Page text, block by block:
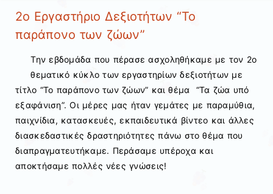
2ο Εργαστήριο Δεξιοτήτων “Το
παράπονο των ζώων”
Την εβδομάδα που πέρασε ασχοληθήκαμε με τον 2ο
θεματικό κύκλο των εργαστηρίων δεξιοτήτων με
τίτλο “Το παράπονο των ζώων” και θέμα “Τα ζώα υπό
εξαφάνιση”. Οι μέρες μας ήταν γεμάτες με παραμύθια,
παιχνίδια, κατασκευές, εκπαιδευτικά βίντεο και άλλες
διασκεδαστικές δραστηριότητες πάνω στο θέμα που
διαπραγματευτήκαμε. Περάσαμε υπέροχα και
αποκτήσαμε πολλές νέες γνώσεις!